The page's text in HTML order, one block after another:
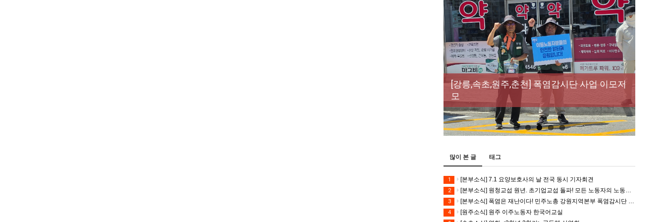
[성명] 막을 수 있었던 죽음, HL만도가 책임져
라 : 청년노동자 사망사고의 철저한 진상규명
과 재발방지 대책 마련하라
[산별소식] 건설산업연맹 플랜트건설노조 강
원충북지부
[강릉,속초,원주,춘천] 폭염감시단 사업 이모저
모
[조합원☆인터뷰] 서비스연맹 전국학교비정
규직노동조합 강원지부 김유미 춘천지회장
[본부소식] 강원지역 노동자 합창단 모임
많이 본 글 태그
1 [본부소식] 7.1 요양보호사의 날 전국 동시 기자회견
2 [본부소식] 원청교섭 원년. 초기업교섭 돌파! 모든 노동자의 노동기본권 쟁취! 민주노총 7.15 총파업대회
3 [본부소식] 폭염은 재난이다! 민주노총 강원지역본부 폭염감시단 선포 기자회견
4 [원주소식] 원주 이주노동자 한국어교실